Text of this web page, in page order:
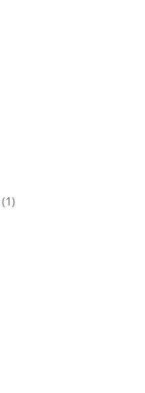
(1)